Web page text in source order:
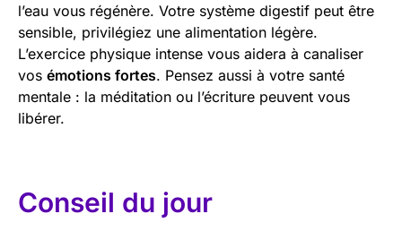
l’eau vous régénère. Votre système digestif peut être
sensible, privilégiez une alimentation légère.
L’exercice physique intense vous aidera à canaliser
vos émotions fortes. Pensez aussi à votre santé
mentale : la méditation ou l’écriture peuvent vous
libérer.
Conseil du jour